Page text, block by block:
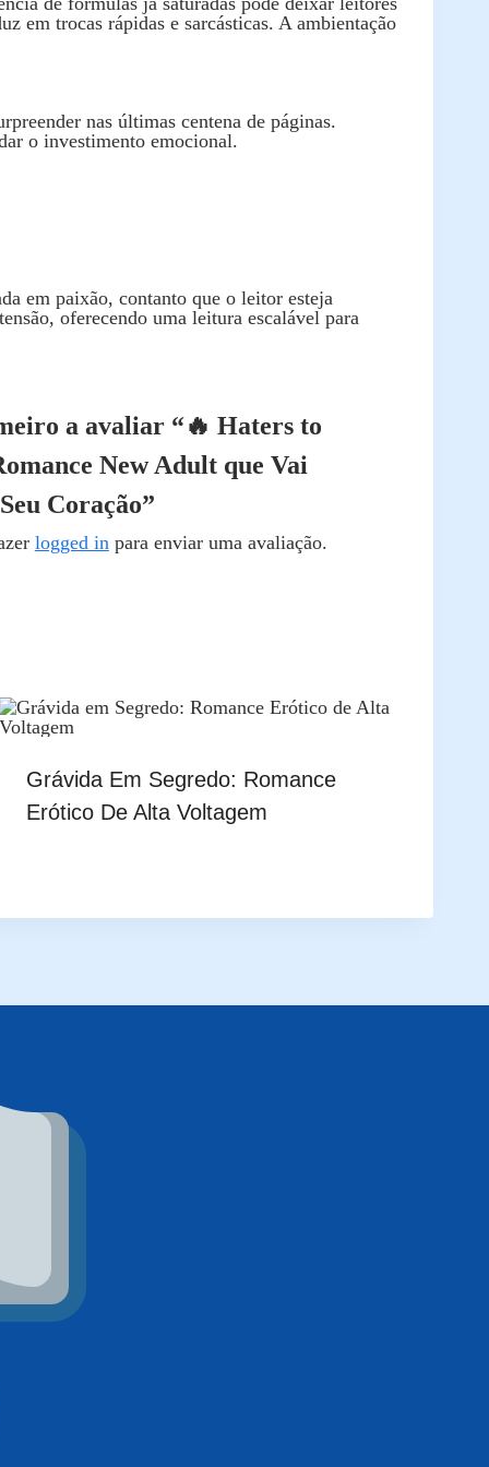
em trocas rápidas e sarcásticas. A ambientação
nas últimas centena de páginas.
o investimento emocional.
em paixão, contanto que o leitor esteja
oferecendo uma leitura escalável para
a avaliar “🔥 Haters to
New Adult que Vai
Coração”
logged inpara enviar uma avaliação.
Grávida Em Segredo: Romance
Erótico De Alta Voltagem